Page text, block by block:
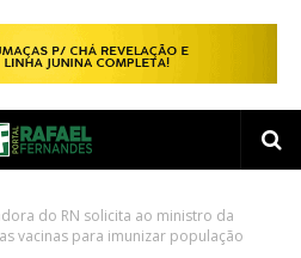
do RN solicita ao ministro da
vacinas para imunizar população